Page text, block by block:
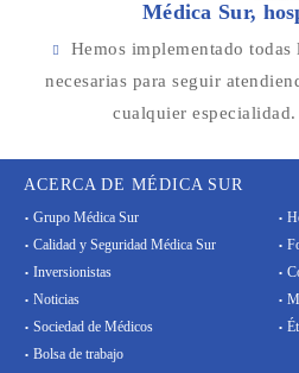
Médica Sur,
Hemos implementado todas
necesarias para seguir
cualquier
ACERCA DE MÉDICA SUR
Grupo Médica Sur
Calidad y Seguridad Médica Sur
Inversionistas
Noticias
Sociedad de Médicos
Bolsa de trabajo